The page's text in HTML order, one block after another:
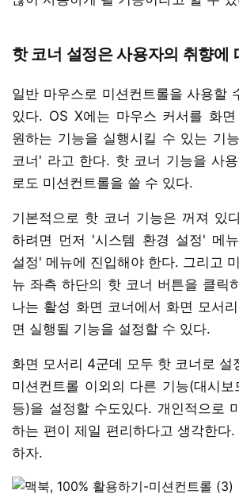
핫 코너 설정은 사용자의 취향에
일반 마우스로 미션컨트롤을 사용할
있다. OS X에는 마우스 커서를 화
원하는 기능을 실행시킬 수 있는 기
코너' 라고 한다. 핫 코너 기능을 사
로도 미션컨트롤을 쓸 수 있다.
기본적으로 핫 코너 기능은 꺼져 있
하려면 먼저 '시스템 환경 설정' 메
설정' 메뉴에 진입해야 한다. 그리고
뉴 좌측 하단의 핫 코너 버튼을 클릭
나는 활성 화면 코너에서 화면 모서
면 실행될 기능을 설정할 수 있다.
화면 모서리 4군데 모두 핫 코너로 설
미션컨트롤 이외의 다른 기능(대시보
등)을 설정할 수도있다. 개인적으로
하는 편이 제일 편리하다고 생각한다
하자.